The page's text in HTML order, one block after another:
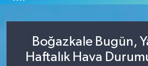
Boğazkale Bugün,
Haftalık Hava
Tüm Manşetler
Son Dakika Haberleri